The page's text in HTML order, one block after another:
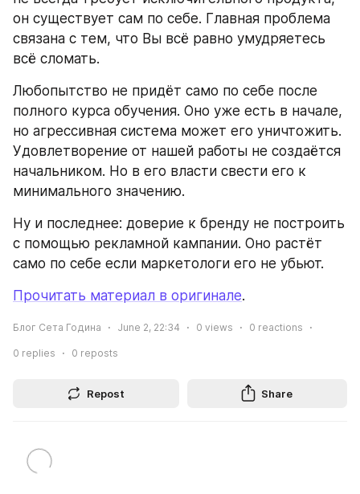
он существует сам по себе. Главная проблема
связана с тем, что Вы всё равно умудряетесь
всё сломать.
Любопытство не придёт само по себе после
полного курса обучения. Оно уже есть в начале,
но агрессивная система может его уничтожить.
Удовлетворение от нашей работы не создаётся
начальником. Но в его власти свести его к
минимального значению.
Ну и последнее: доверие к бренду не построить
с помощью рекламной кампании. Оно растёт
само по себе если маркетологи его не убьют.
Прочитать материал в оригинале.
Блог Сета Година June 2, 22:34 0 views 0 reactions
0 replies 0 reposts
Repost Share